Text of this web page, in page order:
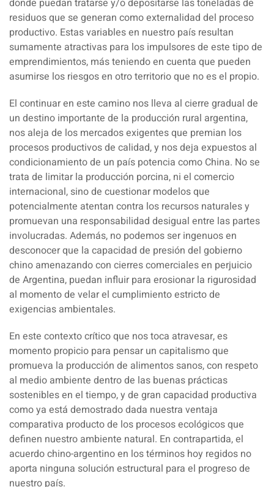
residuos que se generan como externalidad del proceso
productivo. Estas variables en nuestro país resultan
sumamente atractivas para los impulsores de este tipo de
emprendimientos, más teniendo en cuenta que pueden
asumirse los riesgos en otro territorio que no es el propio.
El continuar en este camino nos lleva al cierre gradual de
un destino importante de la producción rural argentina,
nos aleja de los mercados exigentes que premian los
procesos productivos de calidad, y nos deja expuestos al
condicionamiento de un país potencia como China. No se
trata de limitar la producción porcina, ni el comercio
internacional, sino de cuestionar modelos que
potencialmente atentan contra los recursos naturales y
promuevan una responsabilidad desigual entre las partes
involucradas. Además, no podemos ser ingenuos en
desconocer que la capacidad de presión del gobierno
chino amenazando con cierres comerciales en perjuicio
de Argentina, puedan influir para erosionar la rigurosidad
al momento de velar el cumplimiento estricto de
exigencias ambientales.
En este contexto crítico que nos toca atravesar, es
momento propicio para pensar un capitalismo que
promueva la producción de alimentos sanos, con respeto
al medio ambiente dentro de las buenas prácticas
sostenibles en el tiempo, y de gran capacidad productiva
como ya está demostrado dada nuestra ventaja
comparativa producto de los procesos ecológicos que
definen nuestro ambiente natural. En contrapartida, el
acuerdo chino-argentino en los términos hoy regidos no
aporta ninguna solución estructural para el progreso de
nuestro país.